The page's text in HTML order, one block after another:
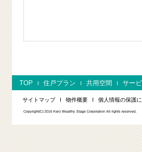
TOP 住戸プラン 共用空間 サー
サイトマップ 物件概要 個人情報の保護
Copyright(C) 2016 Keio Wealthy Stage Corporation All rights reserved.